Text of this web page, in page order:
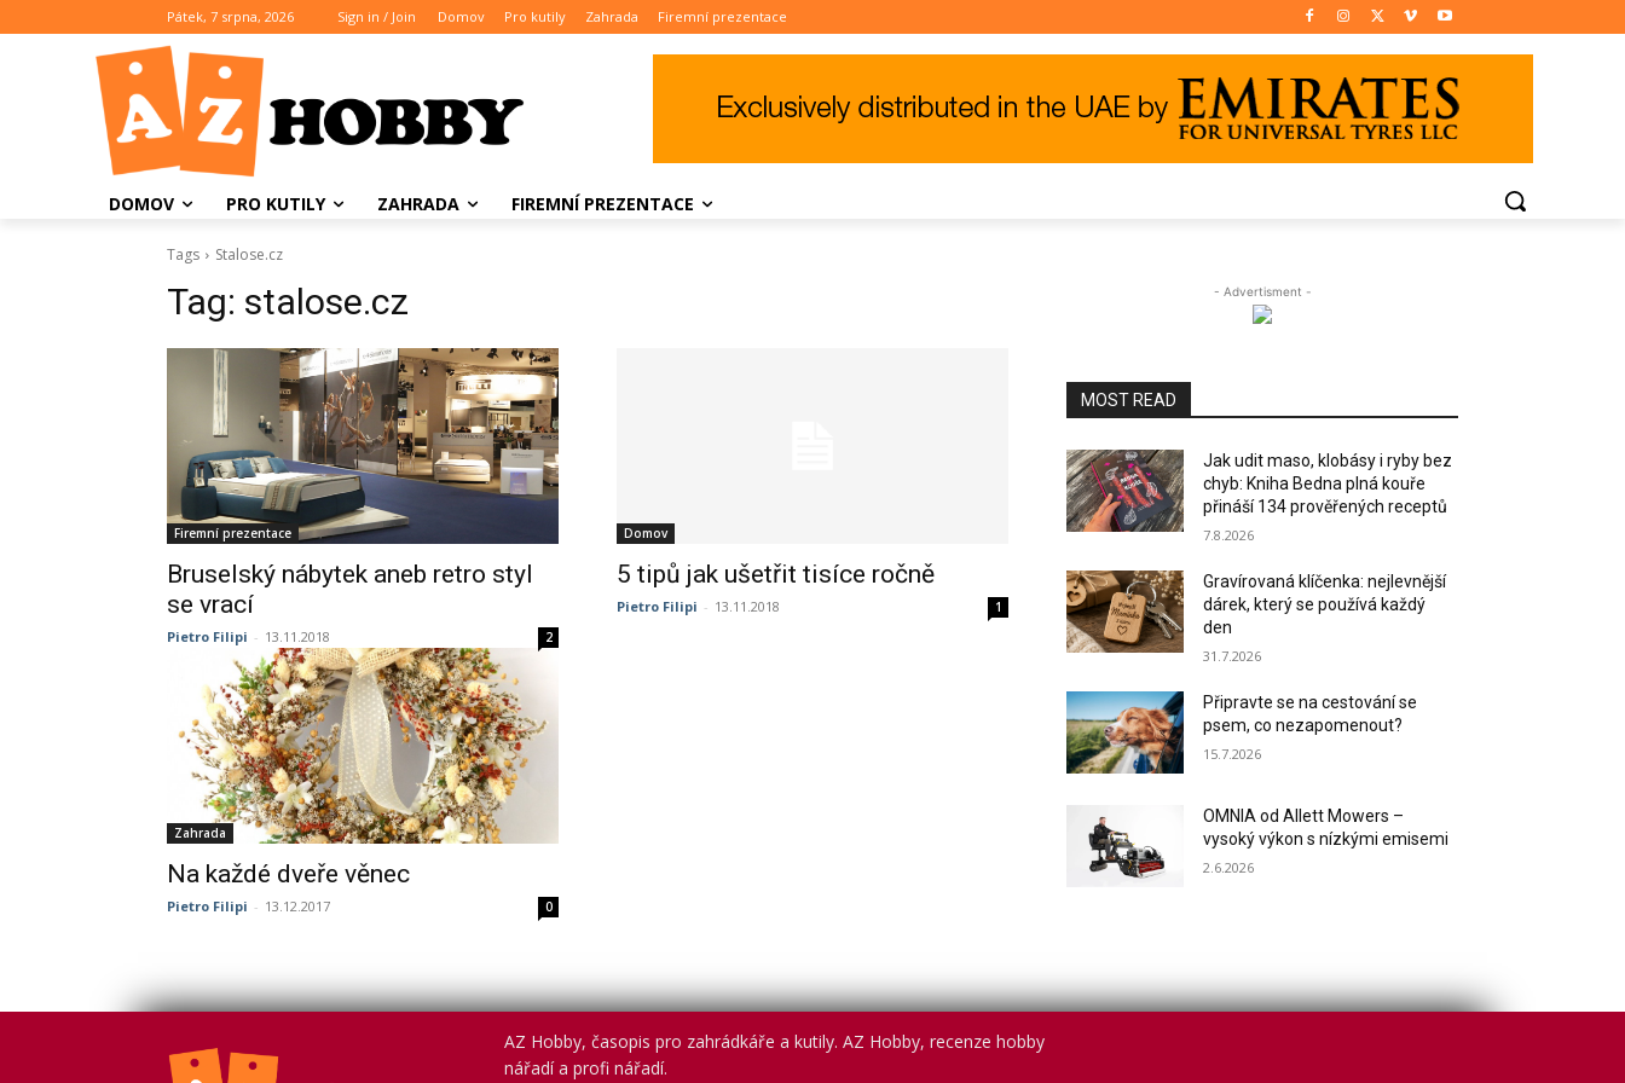
Pátek, 7 srpna, 2026 Sign in / Join Domov Pro kutily Zahrada Firemní prezentace
DOMOV PRO KUTILY ZAHRADA FIREMNÍ PREZENTACE
Tags Stalose.cz
Tag: stalose.cz
Firemní prezentace
Bruselský nábytek aneb retro styl
se vrací
Pietro Filipi - 13.11.2018 2
Domov
5 tipů jak ušetřit tisíce ročně
Pietro Filipi - 13.11.2018 1
Zahrada
Na každé dveře věnec
Pietro Filipi - 13.12.2017 0
- Advertisment -
MOST READ
Jak udit maso, klobásy i ryby bez
chyb: Kniha Bedna plná kouře
přináší 134 prověřených receptů
7.8.2026
Gravírovaná klíčenka: nejlevnější
dárek, který se používá každý
den
31.7.2026
Připravte se na cestování se
psem, co nezapomenout?
15.7.2026
OMNIA od Allett Mowers –
vysoký výkon s nízkými emisemi
2.6.2026
AZ Hobby, časopis pro zahrádkáře a kutily. AZ Hobby, recenze hobby
nářadí a profi nářadí.